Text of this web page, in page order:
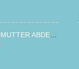
LKW RADMUTTER ABDECKKAPPEN SECHSKANT KAPPEN FELGEN BOLZENABDECKUNGEN CHROM 32MM